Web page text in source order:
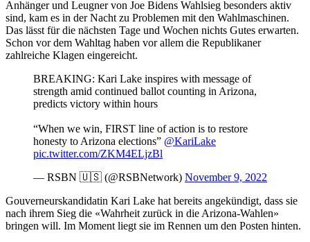
Anhänger und Leugner von Joe Bidens Wahlsieg besonders aktiv
sind, kam es in der Nacht zu Problemen mit den Wahlmaschinen.
Das lässt für die nächsten Tage und Wochen nichts Gutes erwarten.
Schon vor dem Wahltag haben vor allem die Republikaner
zahlreiche Klagen eingereicht.
BREAKING: Kari Lake inspires with message of
strength amid continued ballot counting in Arizona,
predicts victory within hours
“When we win, FIRST line of action is to restore
honesty to Arizona elections” @KariLake
pic.twitter.com/ZKM4ELjzBl
— RSBN 🇺🇸 (@RSBNetwork) November 9, 2022
Gouverneurskandidatin Kari Lake hat bereits angekündigt, dass sie
nach ihrem Sieg die «Wahrheit zurück in die Arizona-Wahlen»
bringen will. Im Moment liegt sie im Rennen um den Posten hinten.